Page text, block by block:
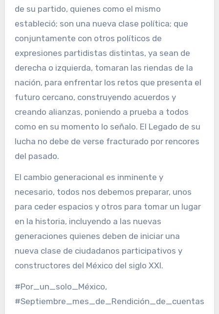
de su partido, quienes como el mismo
estableció; son una nueva clase política; que
conjuntamente con otros políticos de
expresiones partidistas distintas, ya sean de
derecha o izquierda, tomaran las riendas de la
nación, para enfrentar los retos que presenta el
futuro cercano, construyendo acuerdos y
creando alianzas, poniendo a prueba a todos
como en su momento lo señalo. El Legado de su
lucha no debe de verse fracturado por rencores
del pasado.
El cambio generacional es inminente y
necesario, todos nos debemos preparar, unos
para ceder espacios y otros para tomar un lugar
en la historia, incluyendo a las nuevas
generaciones quienes deben de iniciar una
nueva clase de ciudadanos participativos y
constructores del México del siglo XXI.
#Por_un_solo_México,
#Septiembre_mes_de_Rendición_de_cuentas